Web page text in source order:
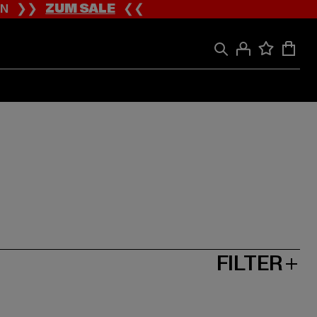
❯❯ZUM SALE❮❮
FILTER